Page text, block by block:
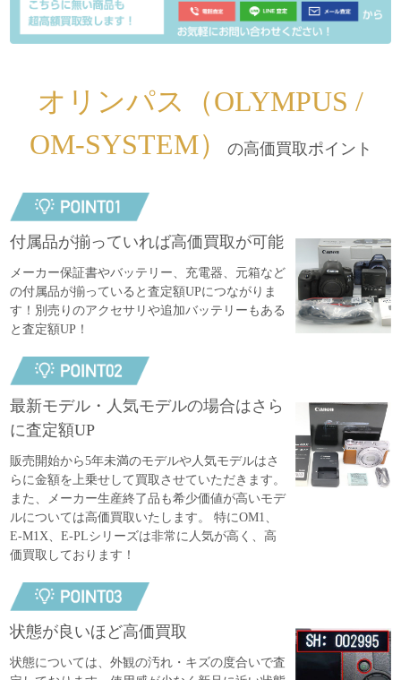
オリンパス（OLYMPUS /
OM-SYSTEM）
の高価買取ポイント
付属品が揃っていれば高価買取が可能
メーカー保証書やバッテリー、充電器、元箱など
の付属品が揃っていると査定額UPにつながりま
す！別売りのアクセサリや追加バッテリーもある
と査定額UP！
最新モデル・人気モデルの場合はさら
に査定額UP
販売開始から5年未満のモデルや人気モデルはさ
らに金額を上乗せして買取させていただきます。
また、メーカー生産終了品も希少価値が高いモデ
ルについては高価買取いたします。 特にOM1、
E-M1X、E-PLシリーズは非常に人気が高く、高
価買取しております！
状態が良いほど高価買取
状態については、外観の汚れ・キズの度合いで査